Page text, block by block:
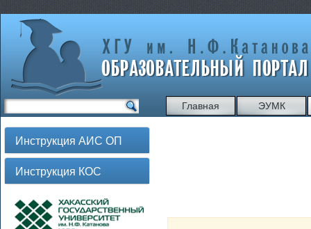
Главная ЭУМК
Инструкция АИС ОП
Инструкция КОС